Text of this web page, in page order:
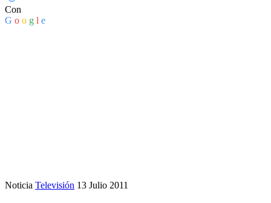
Con
G o o g l e
Noticia Televisión 13 Julio 2011